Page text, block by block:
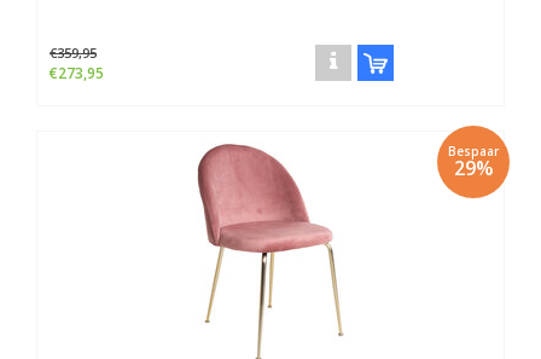
€359,95
€273,95
Bespaar
29%